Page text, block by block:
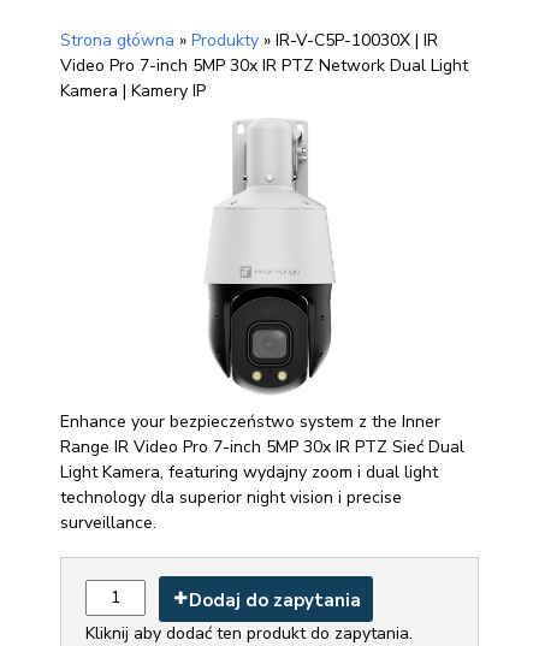
Strona główna » Produkty » IR-V-C5P-10030X | IR
Video Pro 7-inch 5MP 30x IR PTZ Network Dual Light
Kamera | Kamery IP
Enhance your bezpieczeństwo system z the Inner
Range IR Video Pro 7-inch 5MP 30x IR PTZ Sieć Dual
Light Kamera, featuring wydajny zoom i dual light
technology dla superior night vision i precise
surveillance.
Dodaj do zapytania
Kliknij aby dodać ten produkt do zapytania.